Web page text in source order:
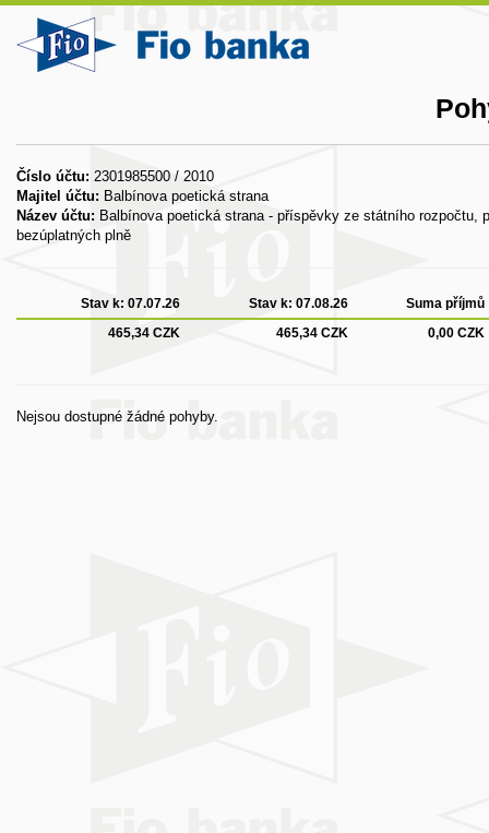
Číslo účtu: 2301985500 / 2010
Majitel účtu: Balbínova poetická strana
Název účtu: Balbínova poetická strana - příspěvky ze státního rozpočtu,
bezúplatných plně
Stav k: 07.07.26 Stav k: 07.08.26
Suma příjmů
465,34 CZK
465,34 CZK 0,00 CZK
Nejsou dostupné žádné pohyby.